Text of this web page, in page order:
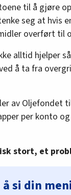
til å gjøre
seg at hvis
overført til
alltid hjelper
å ta fra
av Oljefondet
per konto
stort, et
si din